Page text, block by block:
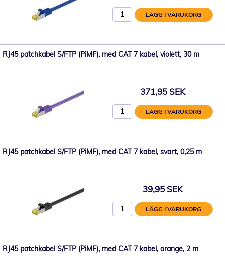
LÄGG I VARUKORG
RJ45 patchkabel S/FTP (PiMF), med CAT 7 kabel, violett, 30 m
371,95 SEK
LÄGG I VARUKORG
RJ45 patchkabel S/FTP (PiMF), med CAT 7 kabel, svart, 0,25 m
39,95 SEK
LÄGG I VARUKORG
RJ45 patchkabel S/FTP (PiMF), med CAT 7 kabel, orange, 2 m